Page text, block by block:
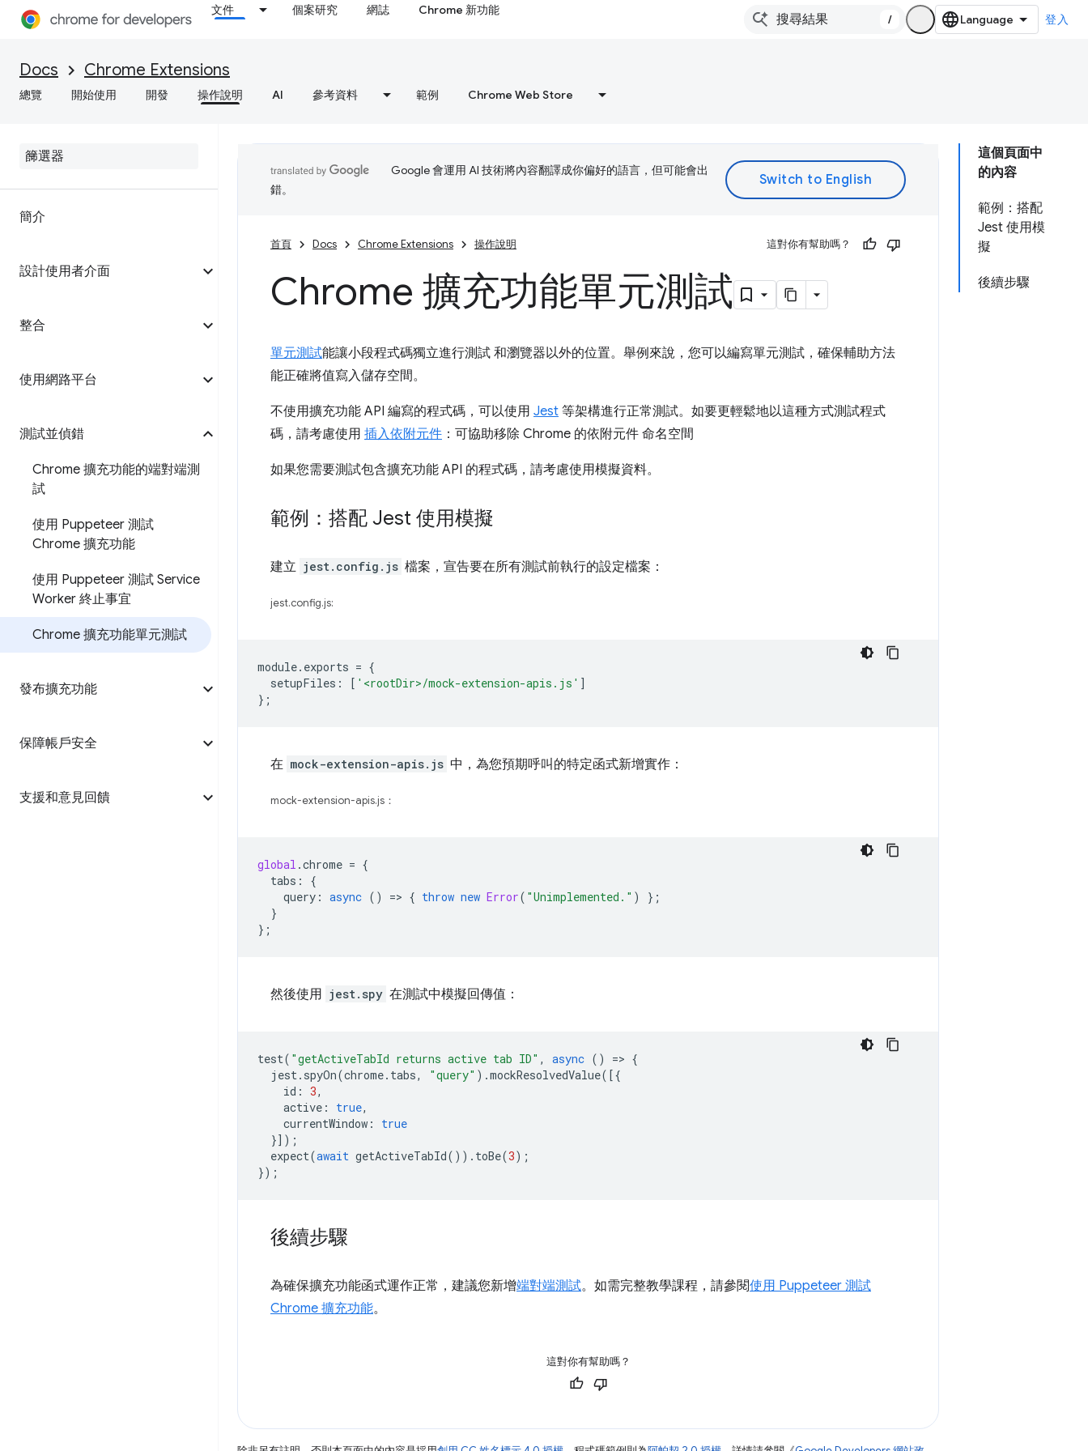
文件 個案研究 網誌 Chrome 新功能
/ 登入
Docs Chrome Extensions
總覽 開始使用 開發 操作說明 AI 參考資料 範例 Chrome Web Store
簡介
設計使用者介面
整合
使用網路平台
測試並偵錯
Chrome 擴充功能的端對端測
試
使用 Puppeteer 測試
Chrome 擴充功能
使用 Puppeteer 測試 Service
Worker 終止事宜
Chrome 擴充功能單元測試
發布擴充功能
保障帳戶安全
支援和意見回饋
這個頁面中
的內容
範例：搭配
Jest 使用模
擬
後續步驟
Google 會運用 AI 技術將內容翻譯成你偏好的語言，但可能會出
錯。
首頁 Docs Chrome Extensions 操作說明 這對你有幫助嗎？
Chrome 擴充功能單元測試
單元測試能讓小段程式碼獨立進行測試 和瀏覽器以外的位置。舉例來說，您可以編寫單元測試，確保輔助方法
能正確將值寫入儲存空間。
不使用擴充功能 API 編寫的程式碼，可以使用 Jest 等架構進行正常測試。如要更輕鬆地以這種方式測試程式
碼，請考慮使用 插入依附元件 ：可協助移除 Chrome 的依附元件 命名空間
如果您需要測試包含擴充功能 API 的程式碼，請考慮使用模擬資料。
範例：搭配 Jest 使用模擬
建立 jest.config.js 檔案，宣告要在所有測試前執行的設定檔案：
jest.config.js:
module. exports = {
setupFiles : [ '<rootDir>/mock-extension-apis.js' ]
};
在 mock-extension-apis.js 中，為您預期呼叫的特定函式新增實作：
mock-extension-apis.js：
global .chrome = {
tabs :
{
query : async () => { throw new Error( "Unimplemented." )
};
}
};
然後使用 jest.spy 在測試中模擬回傳值：
test( "getActiveTabId returns active tab ID" , async () => {
jest. spyOn(chrome. tabs, "query" ).mockResolvedValue([{
id : 3,
active : true,
currentWindow :
true
}]);
expect(await getActiveTabId()). toBe(3);
});
後續步驟
為確保擴充功能函式運作正常，建議您新增端對端測試。如需完整教學課程，請參閱使用 Puppeteer 測試
Chrome 擴充功能。
這對你有幫助嗎？